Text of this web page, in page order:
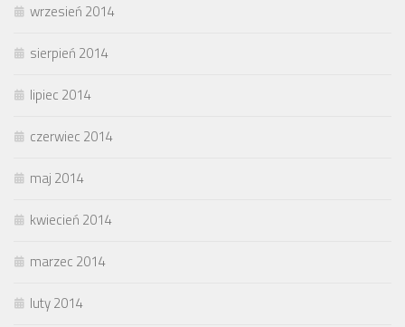
wrzesień 2014
sierpień 2014
lipiec 2014
czerwiec 2014
maj 2014
kwiecień 2014
marzec 2014
luty 2014